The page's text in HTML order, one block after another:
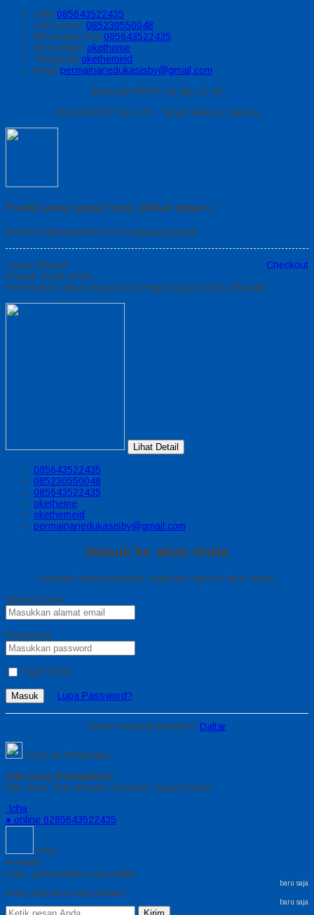
SMS 085643522435
Call Center 085230550048
Whatsapp Icha 085643522435
Messenger oketheme
Telegrram okethemeid
Email permainanedukasisby@gmail.com
Buka jam 08.00 s/d jam 21.00
Ruko ABCDE No. 123 - Tanah Abang, Jakarta
Produk yang sangat tepat, pilihan bagus..!
Berhasil ditambahkan ke keranjang belanja
Lanjut Belanja
Checkout
Produk Quick Order
Pemesanan dapat langsung menghubungi kontak dibawah:
Lihat Detail
085643522435
085230550048
085643522435
oketheme
okethemeid
permainanedukasisby@gmail.com
Masuk ke akun Anda
Selamat datang kembali, silahkan login ke akun Anda.
Alamat Email
Password
Ingat Saya
Masuk Lupa Password?
Belum menjadi member? Daftar
Chat via Whatsapp
Ada yang ditanyakan?
Klik untuk chat dengan customer support kami
Icha
● online 6285643522435
Icha
● online
Halo, perkenalkan saya Icha
baru saja
Ada yang bisa saya bantu?
baru saja